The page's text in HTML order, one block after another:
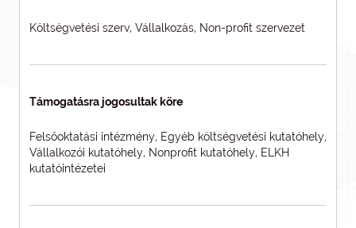
Költségvetési szerv, Vállalkozás, Non-profit szervezet
Támogatásra jogosultak köre
Felsőoktatási intézmény, Egyéb költségvetési kutatóhely,
Vállalkozói kutatóhely, Nonprofit kutatóhely, ELKH
kutatóintézetei